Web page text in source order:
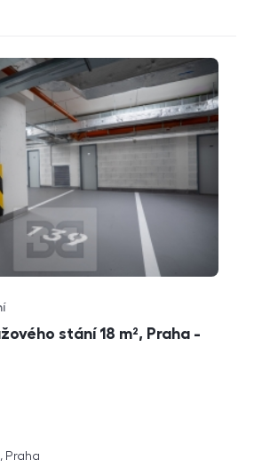
stání 18 m², Praha -
Praha